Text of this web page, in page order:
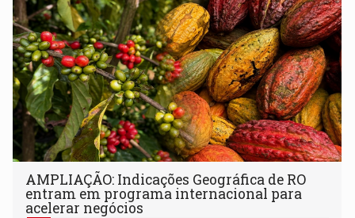
AMPLIAÇÃO: Indicações Geográfica de RO
entram em programa internacional para
acelerar negócios